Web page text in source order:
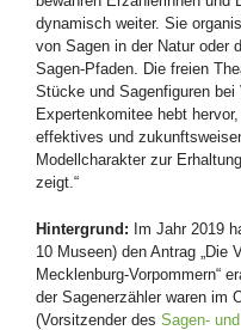
dynamisch weiter. Sie
von Sagen in der Natur oder
Sagen-Pfaden. Die freien
Stücke und Sagenfiguren
Expertenkomitee hebt
effektives und
Modellcharakter zur
zeigt.“
Hintergrund: Im Jahr 2019
10 Museen) den Antrag „Die
Mecklenburg-Vorpommern“
der Sagenerzähler waren im
(Vorsitzender des Sagen-